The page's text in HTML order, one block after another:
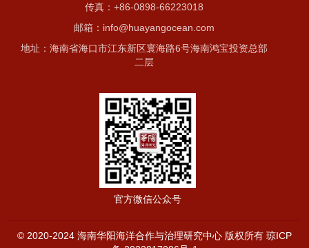
传真：+86-0898-66223018
邮箱：info@huayangocean.com
地址：海南省海口市江东新区寰海路6号海南鸿宝投资总部
二层
官方微信公众号
© 2020-2024 海南华阳海洋合作与治理研究中心 版权所有 琼ICP